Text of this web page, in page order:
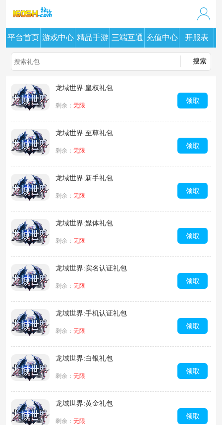
平台首页 游戏中心 精品手游 三端互通 充值中心 开服表
龙域世界:皇权礼包
剩余： 无限
领取
龙域世界:至尊礼包
剩余： 无限
领取
龙域世界:新手礼包
剩余： 无限
领取
龙域世界:媒体礼包
剩余： 无限
领取
龙域世界:实名认证礼包
剩余： 无限
领取
龙域世界:手机认证礼包
剩余： 无限
领取
龙域世界:白银礼包
剩余： 无限
领取
龙域世界:黄金礼包
剩余： 无限
领取